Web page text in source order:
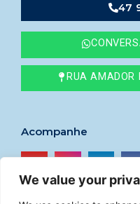
We value your
47
RUA AMADOR
Acompanhe